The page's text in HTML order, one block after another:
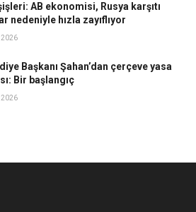
AB ekonomisi, Rusya karşıtı
nedeniyle hızla zayıflıyor
2026
Başkanı Şahan’dan çerçeve yasa
Bir başlangıç
2026